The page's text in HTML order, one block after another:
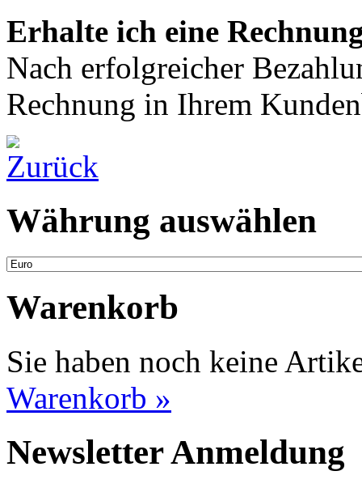
Erhalte ich eine
Nach erfolgreicher
Rechnung in Ihrem
Währung auswählen
Warenkorb
Sie haben noch keine
Warenkorb »
Newsletter Anmeldung